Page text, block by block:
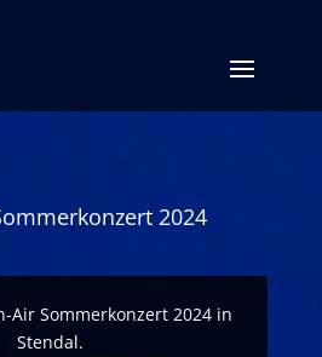
2024
Air Sommerkonzert 2024 in
Stendal.